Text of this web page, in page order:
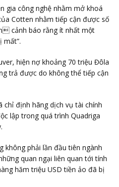
gia công nghệ nhằm mở khoá
Cotten nhằm tiếp cận được số
cảnh báo rằng ít nhất một
mất”.
hiện nợ khoảng 70 triệu Đôla
trả được do không thể tiếp cận
chỉ định hãng dịch vụ tài chính
lập trong quá trình Quadriga
không phải lần đầu tiên ngành
quan ngại liên quan tới tính
hăm triệu USD tiền ảo đã bị